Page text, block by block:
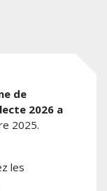
de
2026 a
2025.
les